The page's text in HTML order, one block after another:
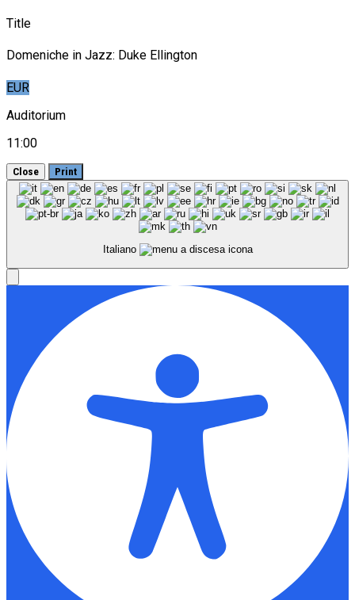
Title
Domeniche in Jazz: Duke Ellington
EUR
Auditorium
11:00
Close Print
Italiano